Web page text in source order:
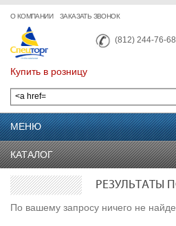
О КОМПАНИИ ЗАКАЗАТЬ ЗВОНОК
(812) 244-76-68
Купить в розницу
МЕНЮ
КАТАЛОГ
РЕЗУЛЬТАТЫ
По вашему запросу ничего не